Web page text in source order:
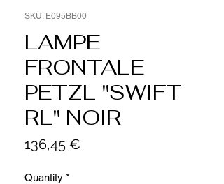
SKU: E095BB00
LAMPE
FRONTALE
PETZL "SWIFT
RL" NOIR
136,45 €
Quantity *